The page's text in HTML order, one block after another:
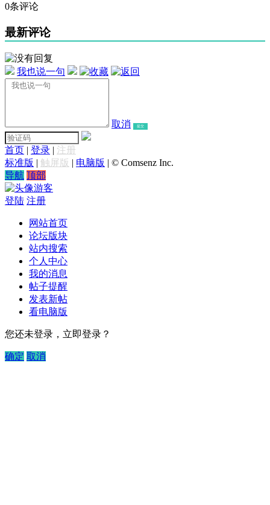
0条评论
最新评论
我也说一句
取消 提交
首页 | 登录 | 注册
标准版 | 触屏版 | 电脑版 | © Comsenz Inc.
导航 顶部
游客
登陆 注册
网站首页
论坛版块
站内搜索
个人中心
我的消息
帖子提醒
发表新帖
看电脑版
您还未登录，立即登录？
确定 取消